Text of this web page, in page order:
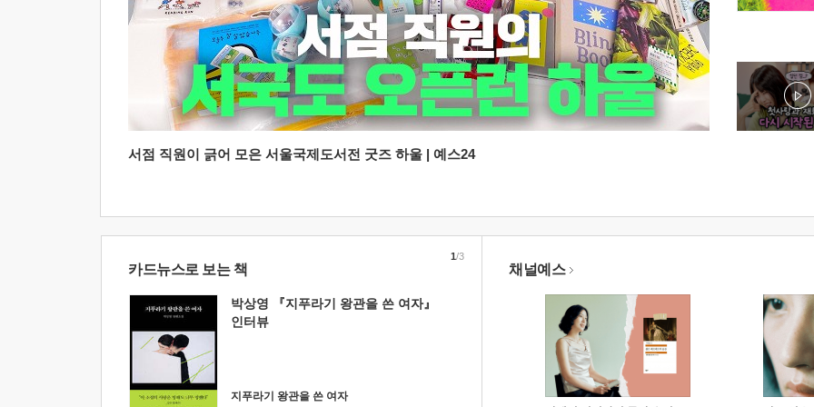
서점 직원이 긁어 모은 서울국제도서전 굿즈 하울 | 예스24
카드뉴스로 보는 책
박상영 『지푸라기 왕관을 쓴 여자』
인터뷰
지푸라기 왕관을 쓴 여자
1/3
채널예스